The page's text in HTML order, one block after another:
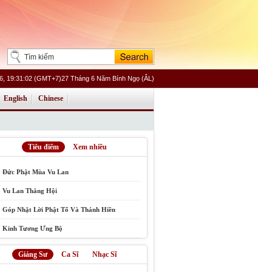
19:31:02 (GMT+7)27 Tháng 6 Năm Bính Ngọ (ÂL)
English Chinese
Tiêu điểm Xem nhiều
Đức Phật Mùa Vu Lan
Vu Lan Thắng Hội
Góp Nhặt Lời Phật Tổ Và Thánh Hiền
Kinh Tương Ưng Bộ
Giảng Sư Ca Sĩ Nhạc Sĩ